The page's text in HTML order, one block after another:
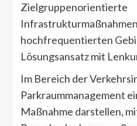
Zielgruppenorientierte
hochfrequentierten
Lösungsansatz mit
Im Bereich der
Parkraummanagement
Maßnahme darstellen,